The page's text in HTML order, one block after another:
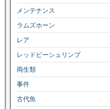
メンテナンス
ラムズホーン
レア
レッドビーシュリンプ
両生類
事件
古代魚